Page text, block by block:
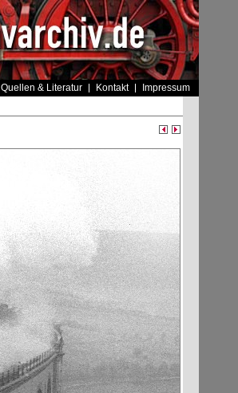
Quellen & Literatur Kontakt Impressum